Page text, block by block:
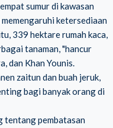
sumur di kawasan
ketersediaan
339 hektare rumah kaca,
tanaman, "hancur
dan Khan Younis.
zaitun dan buah jeruk,
bagi banyak orang di
tentang pembatasan